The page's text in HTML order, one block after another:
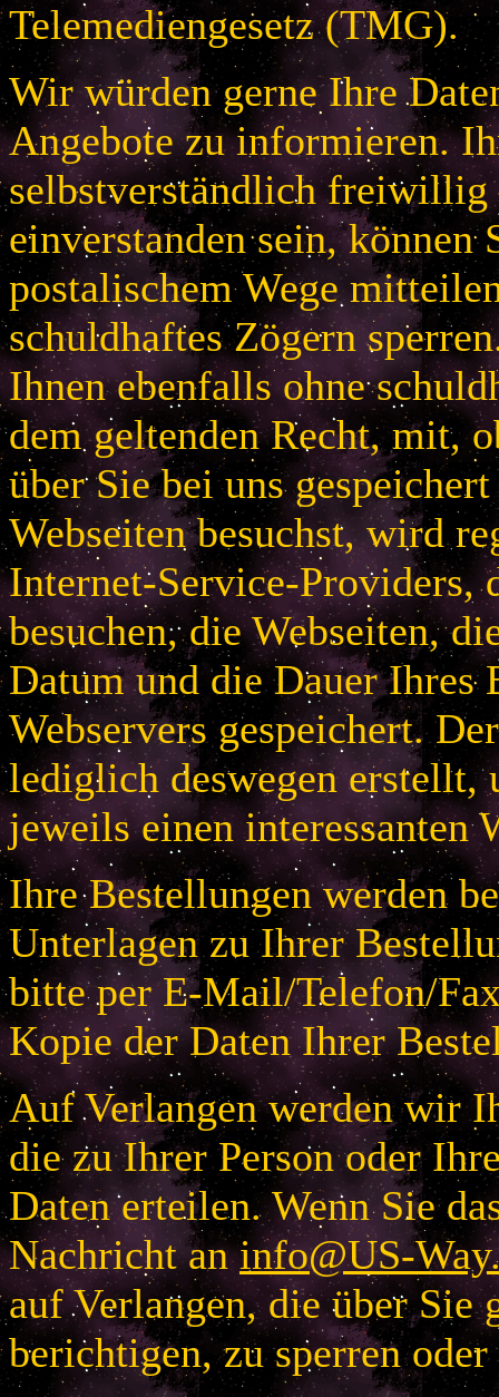
Telemediengesetz (TMG).
Wir würden gerne Ihre
Angebote zu informieren.
selbstverständlich
einverstanden sein, können
postalischem Wege
schuldhaftes Zögern
Ihnen ebenfalls ohne
dem geltenden Recht, mit,
über Sie bei uns
Webseiten besuchst, wird
Internet-Service-Providers,
besuchen, die Webseiten,
Datum und die Dauer Ihres
Webservers gespeichert.
lediglich deswegen erstellt,
jeweils einen interessanten
Ihre Bestellungen werden
Unterlagen zu Ihrer
bitte per E-Mail/Telefon/
Kopie der Daten Ihrer
Auf Verlangen werden wir
die zu Ihrer Person oder
Daten erteilen. Wenn Sie
Nachricht aninfo@US-
auf Verlangen, die über Sie
berichtigen, zu sperren